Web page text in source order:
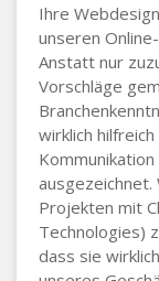
Ihre
unseren
Anstatt nur
Vorschläge
wirklich
ausgezeichnet.
Projekten mit
Technologies)
dass sie